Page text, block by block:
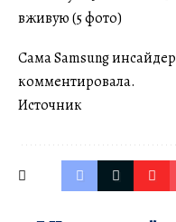
Сама Samsung
комментировала.
Источник